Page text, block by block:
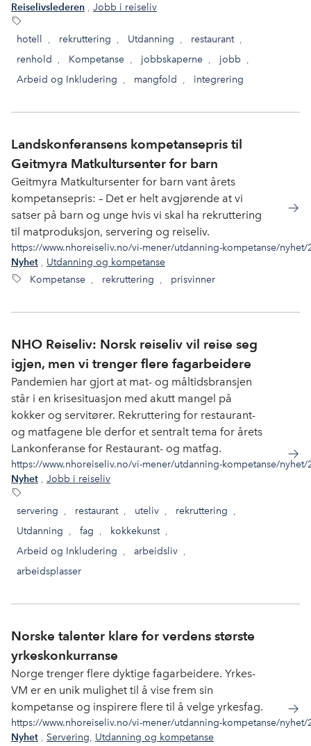
Reiselivslederen , Jobb i reiseliv
hotell , rekruttering , Utdanning , restaurant ,
renhold , Kompetanse , jobbskaperne , jobb ,
Arbeid og Inkludering , mangfold , integrering
Landskonferansens kompetansepris til
Geitmyra Matkultursenter for barn
Geitmyra Matkultursenter for barn vant årets
kompetansepris: – Det er helt avgjørende at vi
satser på barn og unge hvis vi skal ha rekruttering
til matproduksjon, servering og reiseliv.
https://www.nhoreiseliv.no/vi-mener/utdanning-kompetanse/
Nyhet , Utdanning og kompetanse
Kompetanse , rekruttering , prisvinner
NHO Reiseliv: Norsk reiseliv vil reise seg
igjen, men vi trenger flere fagarbeidere
Pandemien har gjort at mat- og måltidsbransjen
står i en krisesituasjon med akutt mangel på
kokker og servitører. Rekruttering for restaurant-
og matfagene ble derfor et sentralt tema for årets
Lankonferanse for Restaurant- og matfag.
https://www.nhoreiseliv.no/vi-mener/utdanning-kompetanse/
Nyhet , Jobb i reiseliv
servering , restaurant , uteliv , rekruttering ,
Utdanning , fag , kokkekunst ,
Arbeid og Inkludering , arbeidsliv ,
arbeidsplasser
Norske talenter klare for verdens største
yrkeskonkurranse
Norge trenger flere dyktige fagarbeidere. Yrkes-
VM er en unik mulighet til å vise frem sin
kompetanse og inspirere flere til å velge yrkesfag.
https://www.nhoreiseliv.no/vi-mener/utdanning-kompetanse/
Nyhet , Servering, Utdanning og kompetanse